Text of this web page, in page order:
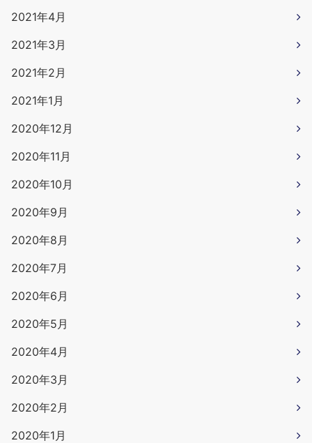
2021年4月
2021年3月
2021年2月
2021年1月
2020年12月
2020年11月
2020年10月
2020年9月
2020年8月
2020年7月
2020年6月
2020年5月
2020年4月
2020年3月
2020年2月
2020年1月